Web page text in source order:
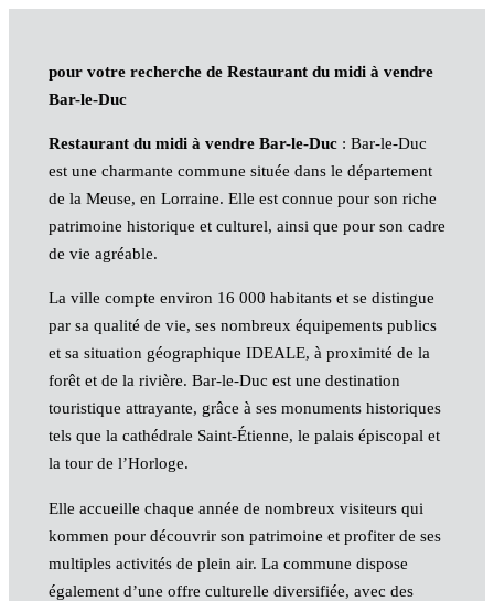
pour votre recherche de Restaurant du midi à vendre
Bar-le-Duc
Restaurant du midi à vendre Bar-le-Duc: Bar-le-Duc
est une charmante commune située dans le département
de la Meuse, en Lorraine. Elle est connue pour son riche
patrimoine historique et culturel, ainsi que pour son cadre
de vie agréable.
La ville compte environ 16 000 habitants et se distingue
par sa qualité de vie, ses nombreux équipements publics
et sa situation géographique IDEALE, à proximité de la
forêt et de la rivière. Bar-le-Duc est une destination
touristique attrayante, grâce à ses monuments historiques
tels que la cathédrale Saint-Étienne, le palais épiscopal et
la tour de l’Horloge.
Elle accueille chaque année de nombreux visiteurs qui
kommen pour découvrir son patrimoine et profiter de ses
multiples activités de plein air. La commune dispose
également d’une offre culturelle diversifiée, avec des